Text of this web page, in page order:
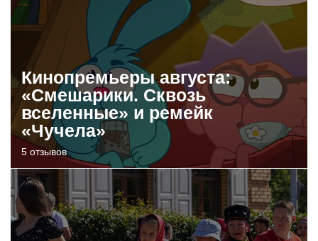
Кинопремьеры августа:
«Смешарики. Сквозь
вселенные» и ремейк
«Чучела»
5 отзывов